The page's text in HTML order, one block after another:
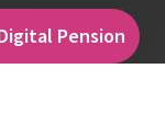
Pension